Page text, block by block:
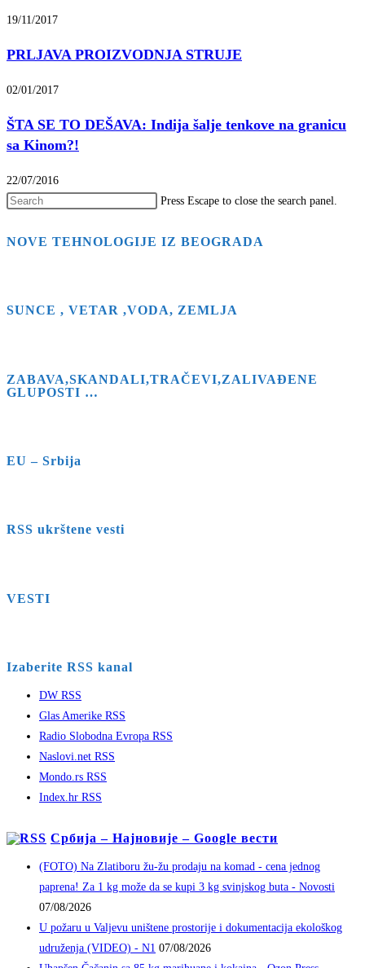
19/11/2017
PRLJAVA PROIZVODNJA STRUJE
02/01/2017
ŠTA SE TO DEŠAVA: Indija šalje tenkove na granicu
sa Kinom?!
22/07/2016
Press Escape to close the search panel.
NOVE TEHNOLOGIJE IZ BEOGRADA
SUNCE , VETAR ,VODA, ZEMLJA
ZABAVA,SKANDALI,TRAČEVI,ZALIVAĐENE
GLUPOSTI …
EU – Srbija
RSS ukrštene vesti
VESTI
Izaberite RSS kanal
DW RSS
Glas Amerike RSS
Radio Slobodna Evropa RSS
Naslovi.net RSS
Mondo.rs RSS
Index.hr RSS
Србија – Најновије – Google вести
(FOTO) Na Zlatiboru žu-žu prodaju na komad - cena jednog
paprena! Za 1 kg može da se kupi 3 kg svinjskog buta - Novosti
07/08/2026
U požaru u Valjevu uništene prostorije i dokumentacija ekološkog
udruženja (VIDEO) - N1 07/08/2026